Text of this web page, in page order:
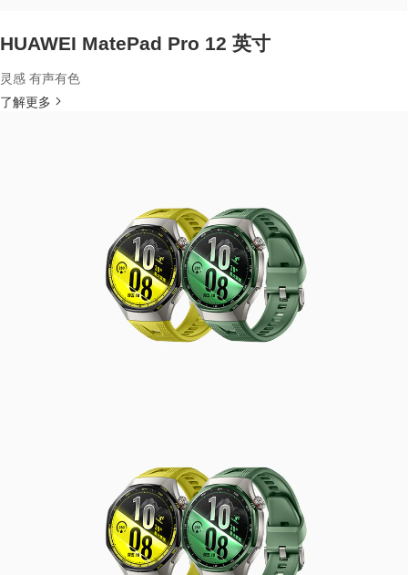
HUAWEI MatePad Pro 12 英寸
灵感 有声有色
了解更多